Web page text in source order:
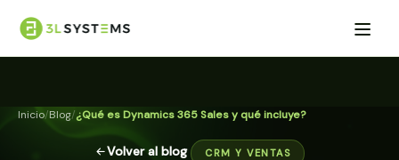
Inicio Blog ¿Qué es Dynamics 365 Sales y qué incluye?
Volver al blog CRM Y VENTAS